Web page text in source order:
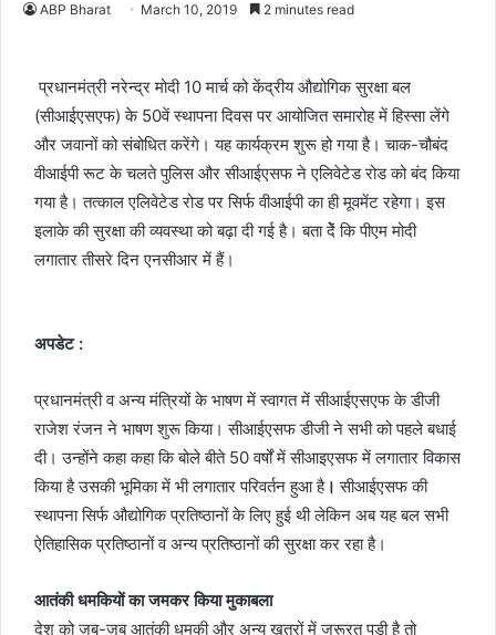
ABP Bharat March 10, 2019 2 minutes read
प्रधानमंत्री नरेन्द्र मोदी 10 मार्च को केंद्रीय औद्योगिक सुरक्षा बल
(सीआईएसएफ) के 50वें स्थापना दिवस पर आयोजित समारोह में हिस्सा लेंगे
और जवानों को संबोधित करेंगे। यह कार्यक्रम शुरू हो गया है। चाक-चौबंद
वीआईपी रूट के चलते पुलिस और सीआईएसफ ने एलिवेटेड रोड को बंद किया
गया है। तत्‍काल एलिवेटेड रोड पर सिर्फ वीआईपी का ही मूवमेंट रहेगा। इस
इलाके की सुरक्षा की व्‍यवस्‍था को बढ़ा दी गई है। बता देें कि पीएम मोदी
लगातार तीसरे दिन एनसीआर में हैं।
अपडेट :
प्रधानमंत्री व अन्य मंत्रियों के भाषण में स्वागत में सीआईएसएफ के डीजी
राजेश रंजन ने भाषण शुरू किया। सीआईएसफ डीजी ने सभी को पहले बधाई
दी। उन्‍होंने कहा कहा कि बोले बीते 50 वर्षों में सीआइएसफ में लगातार विकास
किया है उसकी भूमिका में भी लगातार परिवर्तन हुआ है।सीआईएसफ की
स्थापना सिर्फ औद्योगिक प्रतिष्ठानों के लिए हुई थी लेकिन अब यह बल सभी
ऐतिहासिक प्रतिष्ठानों व अन्य प्रतिष्ठानों की सुरक्षा कर रहा है।
आतंकी धमकियों का जमकर किया मुकाबला
देश को जब-जब आतंकी धमकी और अन्य खतरों में जरूरत पड़ी है तो